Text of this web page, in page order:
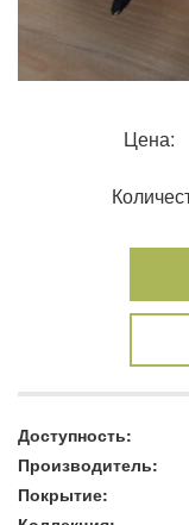
Цена:
Доступность:
Производитель:
Покрытие: